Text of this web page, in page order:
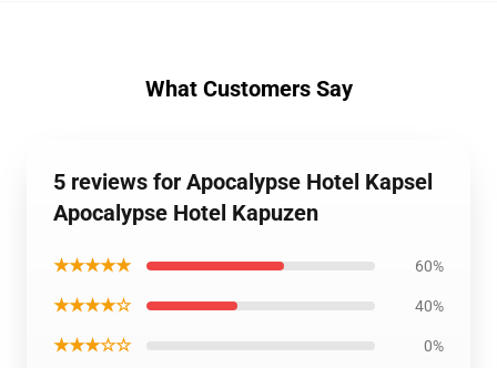
What Customers Say
5 reviews for Apocalypse Hotel Kapsel
Apocalypse Hotel Kapuzen
★★★★★ 60%
★★★★☆ 40%
★★★☆☆ 0%